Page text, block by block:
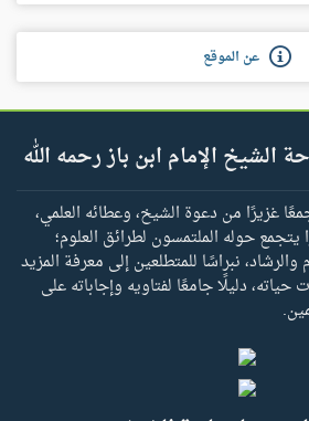
عن الموقع
الشيخ الإمام ابن باز رحمه الله
غزيرًا من دعوة الشيخ، وعطائه العلمي،
يتجمع حوله الملتمسون لطرائق العلوم؛
نبراسًا للمتطلعين إلى معرفة المزيد
دليلًا جامعًا لفتاويه وإجاباته على